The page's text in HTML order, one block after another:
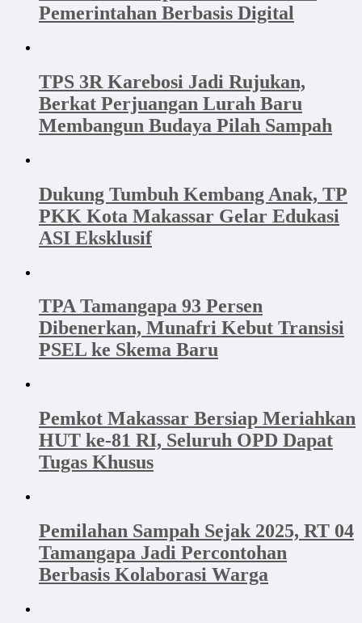
Pemerintahan Berbasis Digital
TPS 3R Karebosi Jadi Rujukan,
Berkat Perjuangan Lurah Baru
Membangun Budaya Pilah Sampah
Dukung Tumbuh Kembang Anak, TP
PKK Kota Makassar Gelar Edukasi
ASI Eksklusif
TPA Tamangapa 93 Persen
Dibenerkan, Munafri Kebut Transisi
PSEL ke Skema Baru
Pemkot Makassar Bersiap Meriahkan
HUT ke-81 RI, Seluruh OPD Dapat
Tugas Khusus
Pemilahan Sampah Sejak 2025, RT 04
Tamangapa Jadi Percontohan
Berbasis Kolaborasi Warga